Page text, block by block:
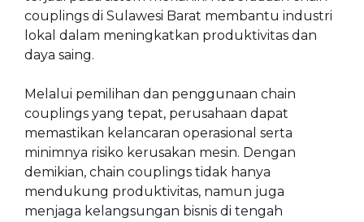
couplings di Sulawesi Barat membantu industri
lokal dalam meningkatkan produktivitas dan
daya saing.
Melalui pemilihan dan penggunaan chain
couplings yang tepat, perusahaan dapat
memastikan kelancaran operasional serta
minimnya risiko kerusakan mesin. Dengan
demikian, chain couplings tidak hanya
mendukung produktivitas, namun juga
menjaga kelangsungan bisnis di tengah